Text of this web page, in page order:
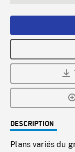
DESCRIPTION
Plans variés du